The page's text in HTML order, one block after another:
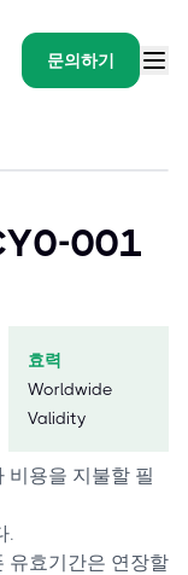
문의하기
001
효력
Worldwide
Validity
비용을 지불할 필
.
유효기간은 연장할